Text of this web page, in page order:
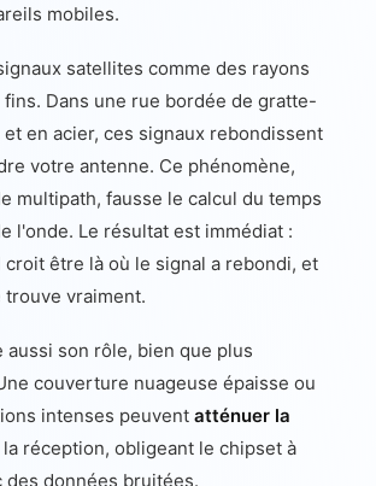
mobiles.
satellites comme des rayons
Dans une rue bordée de gratte-
en acier, ces signaux rebondissent
votre antenne. Ce phénomène,
multipath, fausse le calcul du temps
l'onde. Le résultat est immédiat :
être là où le signal a rebondi, et
trouve vraiment.
aussi son rôle, bien que plus
couverture nuageuse épaisse ou
intenses peuvent atténuer la
la réception, obligeant le chipset à
des données bruitées.